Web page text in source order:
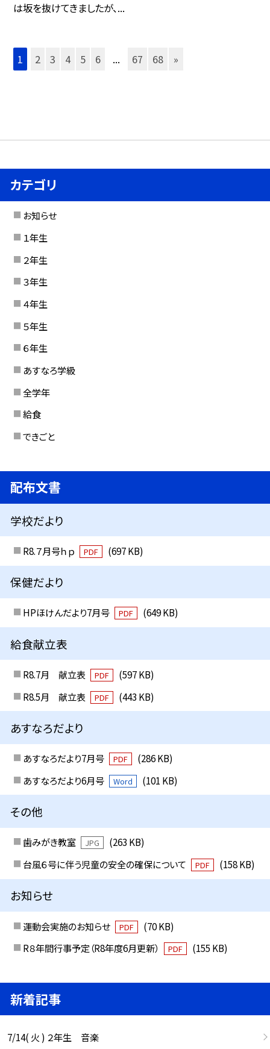
は坂を抜けてきましたが、...
1 2 3 4 5 6 ... 67 68 »
カテゴリ
お知らせ
１年生
２年生
３年生
４年生
５年生
６年生
あすなろ学級
全学年
給食
できごと
配布文書
学校だより
R8.７月号ｈｐ PDF (697 KB)
保健だより
HPほけんだより7月号 PDF (649 KB)
給食献立表
R8.7月 献立表 PDF
(597 KB)
R8.5月 献立表
PDF (443 KB)
あすなろだより
あすなろだより7月号 PDF
(286 KB)
あすなろだより6月号
Word (101 KB)
その他
歯みがき教室 JPG
(263 KB)
台風６号に伴う児童の安全の確保について
PDF (158 KB)
お知らせ
運動会実施のお知らせ PDF
(70 KB)
R８年間行事予定（R8年度6月更新）
PDF (155 KB)
新着記事
7/14( 火 ) ２年生 音楽